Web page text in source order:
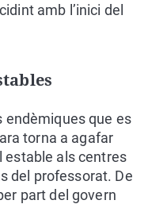
amb l’inici del
endèmiques que es
torna a agafar
estable als centres
del professorat. De
part del govern